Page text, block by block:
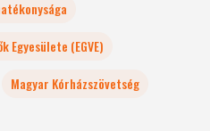
Egyesülete (EGVE)
Magyar Kórházszövetség